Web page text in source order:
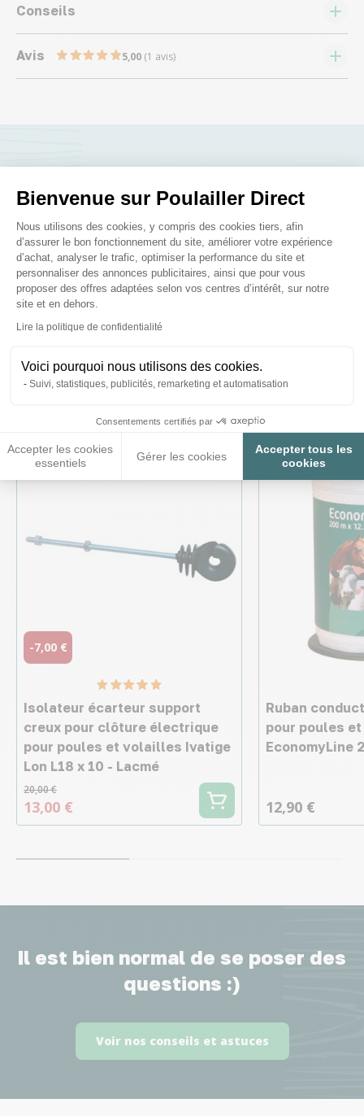
Bienvenue sur Poulailler Direct
Plateforme de Gestion du
Nous utilisons des cookies, y compris des cookies tiers, afin
d’assurer le bon fonctionnement du site, améliorer votre expérience
d’achat, analyser le trafic, optimiser la performance du site et
personnaliser des annonces publicitaires, ainsi que pour vous
proposer des offres adaptées selon vos centres d’intérêt, sur notre
site et en dehors.
Lire la politique de confidentialité
Voici pourquoi nous utilisons des cookies.
Suivi, statistiques, publicités, remarketing et automatisation
Consentements certifiés par
Accepter les cookies
essentiels
Gérer les cookies
Accepter tous les
cookies
Axeptio consent
Conseils
Avis 5,00 (1 avis)
questions ;)
Posez-nous vos questions
Ces produits peuvent vous
intéresser
-7,00 €
♦ SECURITE26
Isolateur écarteur support
creux pour clôture électrique
pour poules et volailles Ivatige
Lon L18 x 10 - Lacmé
20,00 €
13,00 €
♦ SECURITE26
Ruban
pour poules
EconomyLine
12,90 €
Il est bien normal de se poser des
questions :)
Voir nos conseils et astuces